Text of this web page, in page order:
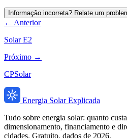
Informação incorreta? Relate um
← Anterior
Solar E2
Próximo →
CPSolar
Energia Solar Explicada
Tudo sobre energia solar: quanto
dimensionamento, financiamento e
cidades. Gratuito, dados de 2026.